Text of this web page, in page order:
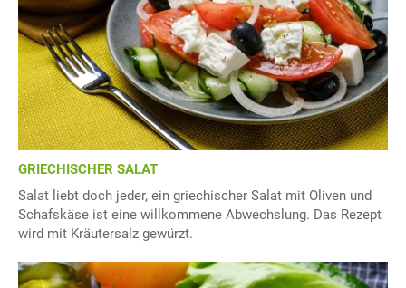
GRIECHISCHER SALAT
Salat liebt doch jeder, ein griechischer Salat mit Oliven und
Schafskäse ist eine willkommene Abwechslung. Das Rezept
wird mit Kräutersalz gewürzt.